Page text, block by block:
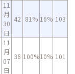
11
月
30
日
42 81% 16% 103
11
月
07
日
36 100%10% 101